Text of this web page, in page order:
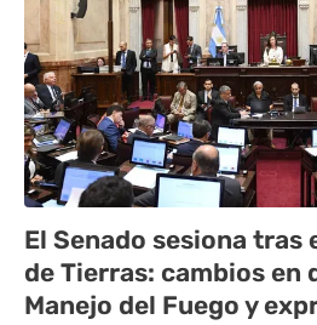
El Senado sesiona tras
de Tierras: cambios en
Manejo del Fuego y